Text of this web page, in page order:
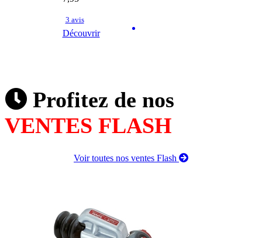
3 avis
Découvrir
Profitez de nos
VENTES FLASH
Voir toutes nos ventes Flash